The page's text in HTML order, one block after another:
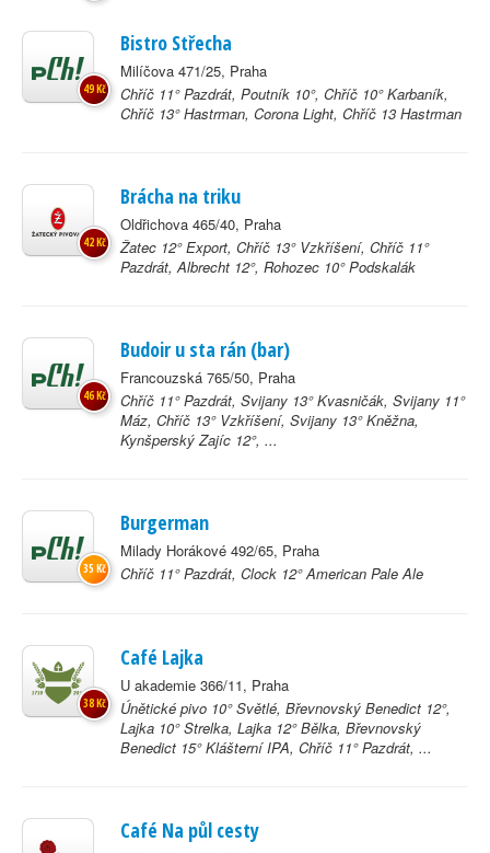
Bistro Střecha
Milíčova 471/25, Praha
Chříč 11° Pazdrát, Poutník 10°, Chříč 10° Karbaník,
Chříč 13° Hastrman, Corona Light, Chříč 13 Hastrman
49 Kč
Brácha na triku
Oldřichova 465/40, Praha
Žatec 12° Export, Chříč 13° Vzkříšení, Chříč 11°
Pazdrát, Albrecht 12°, Rohozec 10° Podskalák
42 Kč
Budoir u sta rán (bar)
Francouzská 765/50, Praha
Chříč 11° Pazdrát, Svijany 13° Kvasničák, Svijany 11°
Máz, Chříč 13° Vzkříšení, Svijany 13° Kněžna,
Kynšperský Zajíc 12°, ...
46 Kč
Burgerman
Milady Horákové 492/65, Praha
Chříč 11° Pazdrát, Clock 12° American Pale Ale
35 Kč
Café Lajka
U akademie 366/11, Praha
Únětické pivo 10° Světlé, Břevnovský Benedict 12°,
Lajka 10° Strelka, Lajka 12° Bělka, Břevnovský
Benedict 15° Klášterní IPA, Chříč 11° Pazdrát, ...
38 Kč
Café Na půl cesty